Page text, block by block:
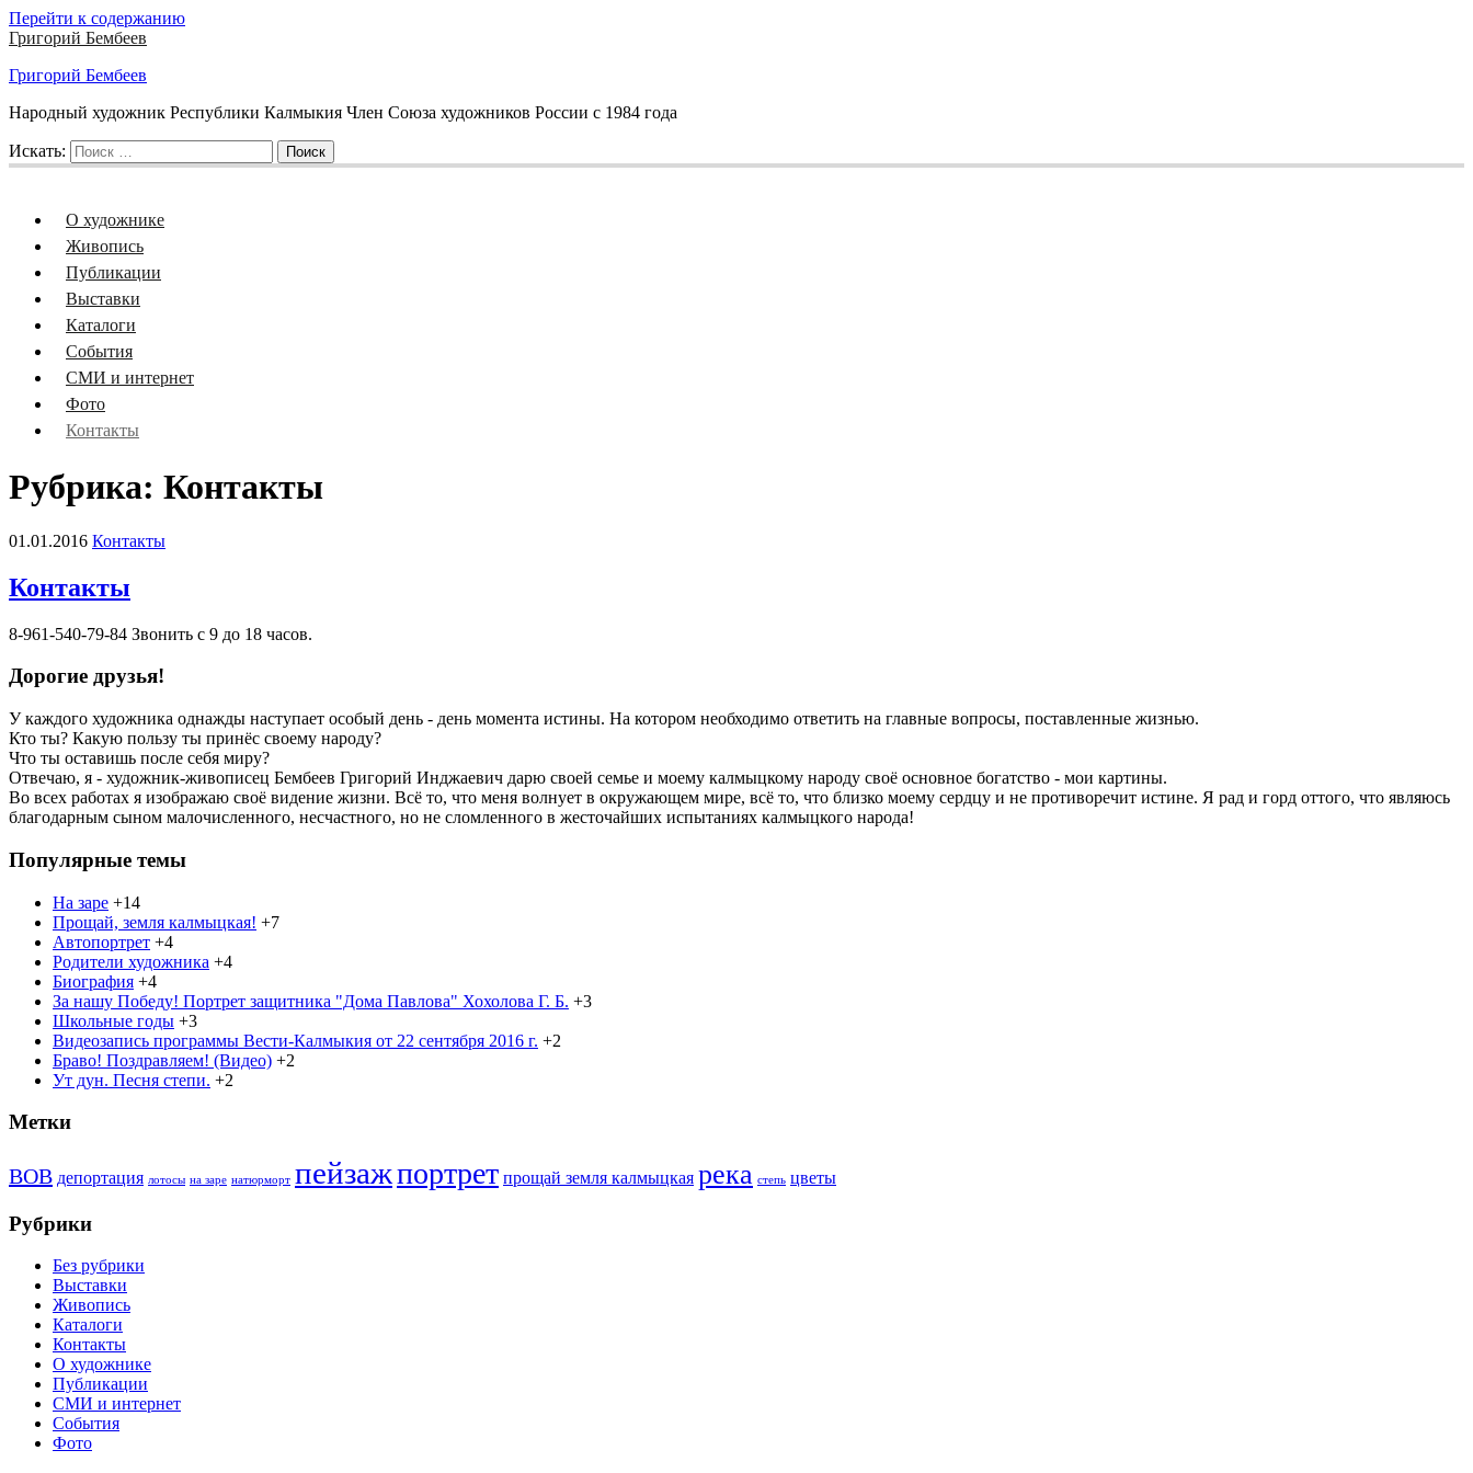
Перейти к содержанию
Григорий Бембеев
Григорий Бембеев
Народный художник Республики Калмыкия Член Союза художников России с 1984 года
Искать: Поиск
О художнике
Живопись
Публикации
Выставки
Каталоги
События
СМИ и интернет
Фото
Контакты
Рубрика: Контакты
01.01.2016 Контакты
Контакты
8-961-540-79-84 Звонить с 9 до 18 часов.
Дорогие друзья!
У каждого художника однажды наступает особый день - день момента истины. На котором необходимо ответить на главные вопросы, поставленные жизнью.
Кто ты? Какую пользу ты принёс своему народу?
Что ты оставишь после себя миру?
Отвечаю, я - художник-живописец Бембеев Григорий Инджаевич дарю своей семье и моему калмыцкому народу своё основное богатство - мои картины.
Во всех работах я изображаю своё видение жизни. Всё то, что меня волнует в окружающем мире, всё то, что близко моему сердцу и не противоречит истине. Я рад и горд оттого, что являюсь
благодарным сыном малочисленного, несчастного, но не сломленного в жесточайших испытаниях калмыцкого народа!
Популярные темы
На заре +14
Прощай, земля калмыцкая! +7
Автопортрет +4
Родители художника +4
Биография +4
За нашу Победу! Портрет защитника "Дома Павлова" Хохолова Г. Б. +3
Школьные годы +3
Видеозапись программы Вести-Калмыкия от 22 сентября 2016 г. +2
Браво! Поздравляем! (Видео) +2
Ут дун. Песня степи. +2
Метки
ВОВ депортация лотосы на заре натюрморт пейзажпортрет прощай земля калмыцкая река степь цветы
Рубрики
Без рубрики
Выставки
Живопись
Каталоги
Контакты
О художнике
Публикации
СМИ и интернет
События
Фото